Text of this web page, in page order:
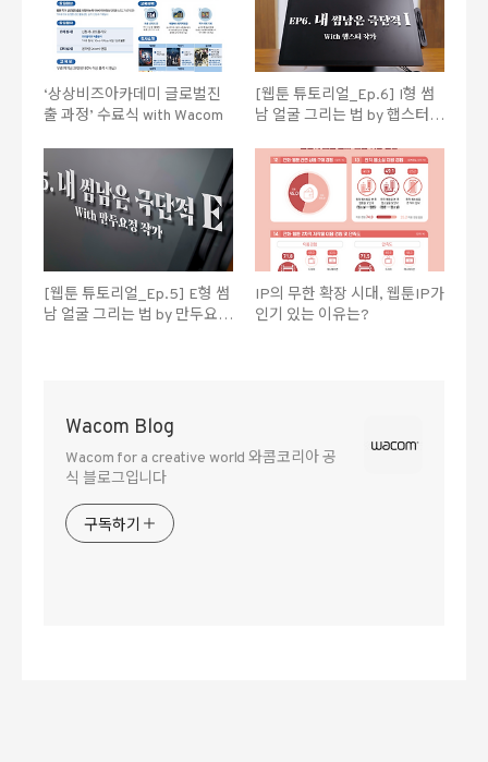
‘상상비즈아카데미 글로벌진
출 과정’ 수료식 with Wacom
[웹툰 튜토리얼_Ep.6] I형 썸
남 얼굴 그리는 법 by 햅스터작
[웹툰 튜토리얼_Ep.5] E형 썸
남 얼굴 그리는 법 by 만두요정
IP의 무한 확장 시대, 웹툰IP가
인기 있는 이유는?
Wacom Blog
Wacom for a creative world 와콤코리아 공
식 블로그입니다
구독하기